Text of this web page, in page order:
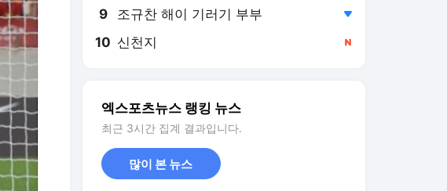
9 조규찬 해이 기러기 부부
10 신천지
엑스포츠뉴스 랭킹 뉴스
최근 3시간 집계 결과입니다.
많이 본 뉴스